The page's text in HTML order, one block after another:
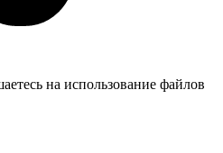
на использование файлов